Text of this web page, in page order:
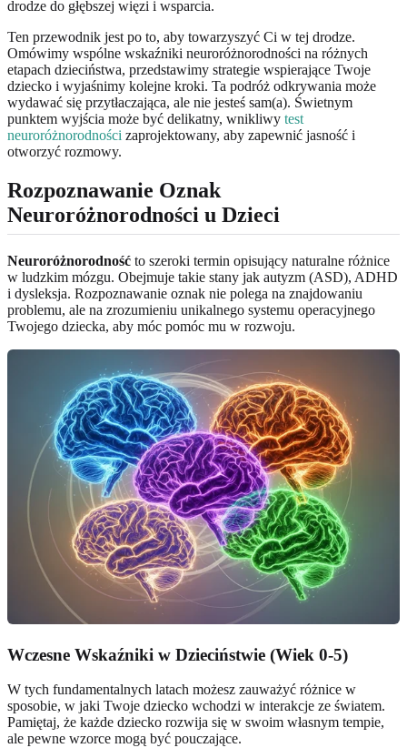
drodze do głębszej więzi i wsparcia.
Ten przewodnik jest po to, aby towarzyszyć Ci w tej drodze.
Omówimy wspólne wskaźniki neuroróżnorodności na różnych
etapach dzieciństwa, przedstawimy strategie wspierające Twoje
dziecko i wyjaśnimy kolejne kroki. Ta podróż odkrywania może
wydawać się przytłaczająca, ale nie jesteś sam(a). Świetnym
punktem wyjścia może być delikatny, wnikliwy test
neuroróżnorodności zaprojektowany, aby zapewnić jasność i
otworzyć rozmowy.
Rozpoznawanie Oznak
Neuroróżnorodności u Dzieci
Neuroróżnorodność to szeroki termin opisujący naturalne różnice
w ludzkim mózgu. Obejmuje takie stany jak autyzm (ASD), ADHD
i dysleksja. Rozpoznawanie oznak nie polega na znajdowaniu
problemu, ale na zrozumieniu unikalnego systemu operacyjnego
Twojego dziecka, aby móc pomóc mu w rozwoju.
Wczesne Wskaźniki w Dzieciństwie (Wiek 0-5)
W tych fundamentalnych latach możesz zauważyć różnice w
sposobie, w jaki Twoje dziecko wchodzi w interakcje ze światem.
Pamiętaj, że każde dziecko rozwija się w swoim własnym tempie,
ale pewne wzorce mogą być pouczające.